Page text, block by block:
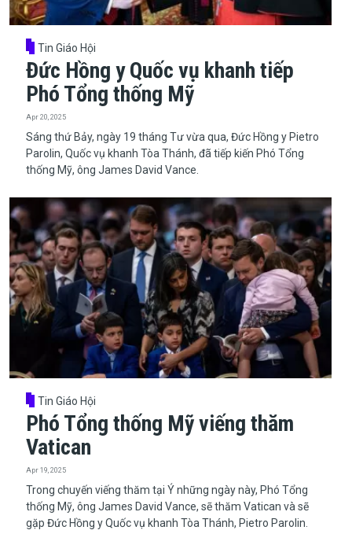
Tin Giáo Hội
Đức Hồng y Quốc vụ khanh tiếp
Phó Tổng thống Mỹ
Apr 20, 2025
Sáng thứ Bảy, ngày 19 tháng Tư vừa qua, Đức Hồng y Pietro
Parolin, Quốc vụ khanh Tòa Thánh, đã tiếp kiến Phó Tổng
thống Mỹ, ông James David Vance.
Tin Giáo Hội
Phó Tổng thống Mỹ viếng thăm
Vatican
Apr 19, 2025
Trong chuyến viếng thăm tại Ý những ngày này, Phó Tổng
thống Mỹ, ông James David Vance, sẽ thăm Vatican và sẽ
gặp Đức Hồng y Quốc vụ khanh Tòa Thánh, Pietro Parolin.